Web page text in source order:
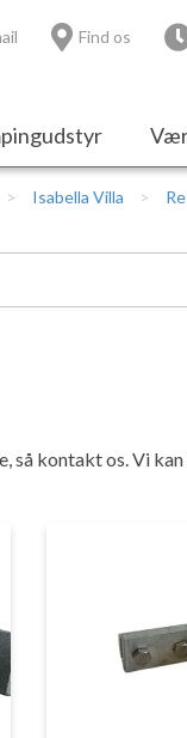
Find os
Isabella Villa
så kontakt os. Vi